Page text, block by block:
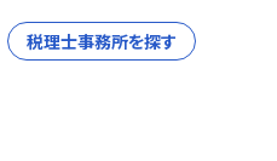
税理士事務所を探す